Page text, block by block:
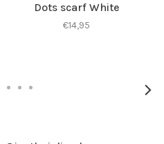
Dots scarf White
€14,95